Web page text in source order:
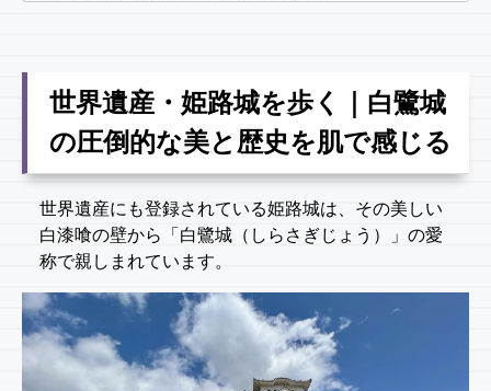
世界遺産・姫路城を歩く｜白鷺城
の圧倒的な美と歴史を肌で感じる
世界遺産にも登録されている姫路城は、その美しい
白漆喰の壁から「白鷺城（しらさぎじょう）」の愛
称で親しまれています。